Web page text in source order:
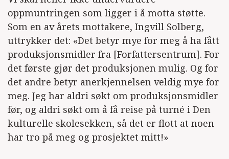
oppmuntringen som ligger i å motta støtte.
Som en av årets mottakere, Ingvill Solberg,
uttrykker det: «Det betyr mye for meg å ha fått
produksjonsmidler fra [Forfattersentrum]. For
det første gjør det produksjonen mulig. Og for
det andre betyr anerkjennelsen veldig mye for
meg. Jeg har aldri søkt om produksjonsmidler
før, og aldri søkt om å få reise på turné i Den
kulturelle skolesekken, så det er flott at noen
har tro på meg og prosjektet mitt!»